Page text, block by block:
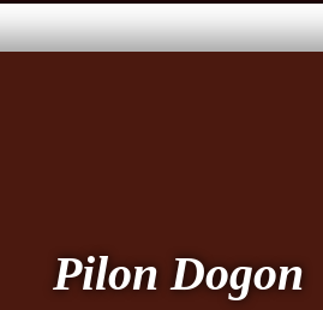
Pilon Dogon